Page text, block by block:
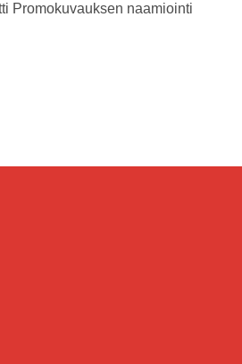
Promokuvauksen naamiointi